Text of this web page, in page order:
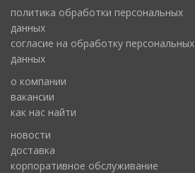
политика обработки персональных
данных
cогласие на обработку персональных
данных
о компании
вакансии
как нас найти
новости
доставка
корпоративное обслуживание